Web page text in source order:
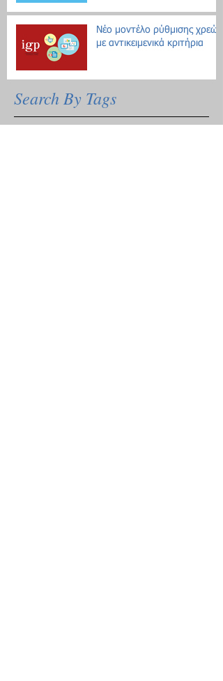
Search By Tags
Νέο μοντέλο ρύθμισης χρεών
με αντικειμενικά κριτήρια